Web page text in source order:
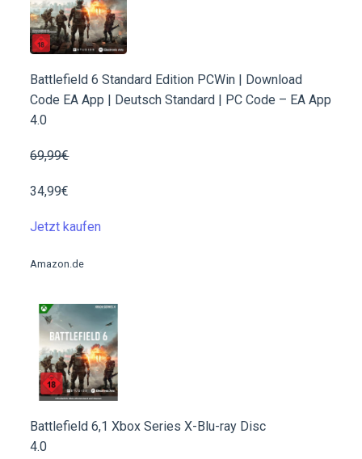
Battlefield 6 Standard Edition PCWin | Download
Code EA App | Deutsch Standard | PC Code – EA App
4.0
69,99€
34,99€
Jetzt kaufen
Amazon.de
Battlefield 6,1 Xbox Series X-Blu-ray Disc
4.0